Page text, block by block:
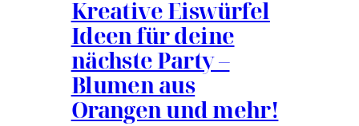
Kreative Eiswürfel
Ideen für deine
nächste Party –
Blumen aus
Orangen und mehr!